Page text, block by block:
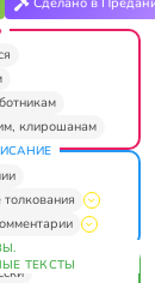
клирошанам
толкования
ТЕКСТЫ